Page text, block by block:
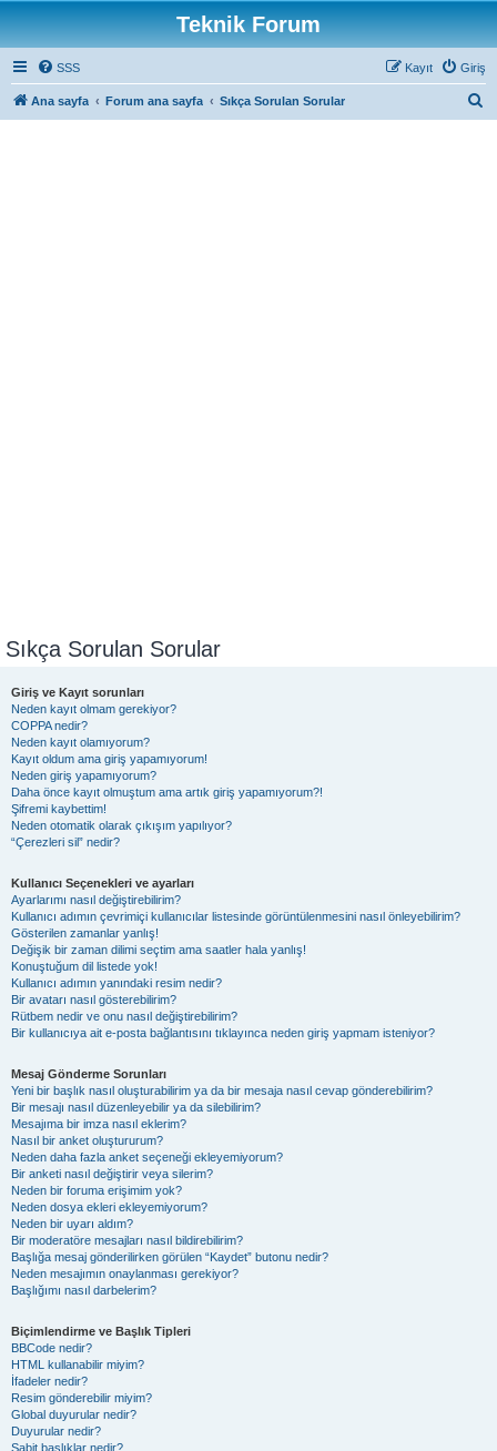
Teknik Forum
SSS Giriş
Kayıt
Ana sayfa Forum ana sayfa Sıkça Sorulan Sorular
Sıkça Sorulan Sorular
Giriş ve Kayıt sorunları
Neden kayıt olmam gerekiyor?
COPPA nedir?
Neden kayıt olamıyorum?
Kayıt oldum ama giriş yapamıyorum!
Neden giriş yapamıyorum?
Daha önce kayıt olmuştum ama artık giriş yapamıyorum?!
Şifremi kaybettim!
Neden otomatik olarak çıkışım yapılıyor?
“Çerezleri sil” nedir?
Kullanıcı Seçenekleri ve ayarları
Ayarlarımı nasıl değiştirebilirim?
Kullanıcı adımın çevrimiçi kullanıcılar listesinde görüntülenmesini nasıl önleyebilirim?
Gösterilen zamanlar yanlış!
Değişik bir zaman dilimi seçtim ama saatler hala yanlış!
Konuştuğum dil listede yok!
Kullanıcı adımın yanındaki resim nedir?
Bir avatarı nasıl gösterebilirim?
Rütbem nedir ve onu nasıl değiştirebilirim?
Bir kullanıcıya ait e-posta bağlantısını tıklayınca neden giriş yapmam isteniyor?
Mesaj Gönderme Sorunları
Yeni bir başlık nasıl oluşturabilirim ya da bir mesaja nasıl cevap gönderebilirim?
Bir mesajı nasıl düzenleyebilir ya da silebilirim?
Mesajıma bir imza nasıl eklerim?
Nasıl bir anket oluştururum?
Neden daha fazla anket seçeneği ekleyemiyorum?
Bir anketi nasıl değiştirir veya silerim?
Neden bir foruma erişimim yok?
Neden dosya ekleri ekleyemiyorum?
Neden bir uyarı aldım?
Bir moderatöre mesajları nasıl bildirebilirim?
Başlığa mesaj gönderilirken görülen “Kaydet” butonu nedir?
Neden mesajımın onaylanması gerekiyor?
Başlığımı nasıl darbelerim?
Biçimlendirme ve Başlık Tipleri
BBCode nedir?
HTML kullanabilir miyim?
İfadeler nedir?
Resim gönderebilir miyim?
Global duyurular nedir?
Duyurular nedir?
Sabit başlıklar nedir?